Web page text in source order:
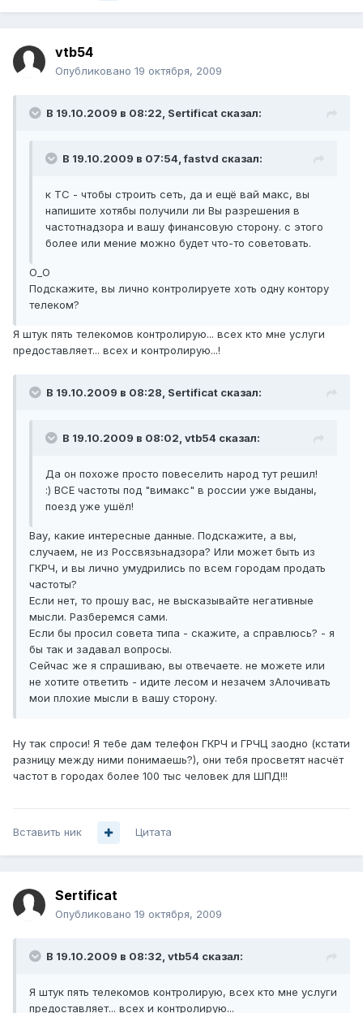
vtb54
Опубликовано 19 октября, 2009
В 19.10.2009 в 08:22, Sertificat сказал:
В 19.10.2009 в 07:54, fastvd сказал:
к ТС - чтобы строить сеть, да и ещё вай макс, вы
напишите хотябы получили ли Вы разрешения в
частотнадзора и вашу финансовую сторону. с этого
более или мение можно будет что-то советовать.
О_О
Подскажите, вы лично контролируете хоть одну контору
телеком?
Я штук пять телекомов контролирую... всех кто мне услуги
предоставляет... всех и контролирую...!
В 19.10.2009 в 08:28, Sertificat сказал:
В 19.10.2009 в 08:02, vtb54 сказал:
Да он похоже просто повеселить народ тут решил!
:) ВСЕ частоты под "вимакс" в россии уже выданы,
поезд уже ушёл!
Вау, какие интересные данные. Подскажите, а вы,
случаем, не из Россвязьнадзора? Или может быть из
ГКРЧ, и вы лично умудрились по всем городам продать
частоты?
Если нет, то прошу вас, не высказывайте негативные
мысли. Разберемся сами.
Если бы просил совета типа - скажите, а справлюсь? - я
бы так и задавал вопросы.
Сейчас же я спрашиваю, вы отвечаете. не можете или
не хотите ответить - идите лесом и незачем зАлочивать
мои плохие мысли в вашу сторону.
Ну так спроси! Я тебе дам телефон ГКРЧ и ГРЧЦ заодно (кстати
разницу между ними понимаешь?), они тебя просветят насчёт
частот в городах более 100 тыс человек для ШПД!!!
Вставить ник Цитата
Sertificat
Опубликовано 19 октября, 2009
В 19.10.2009 в 08:32, vtb54 сказал:
Я штук пять телекомов контролирую, всех кто мне услуги
предоставляет... всех и контролирую...